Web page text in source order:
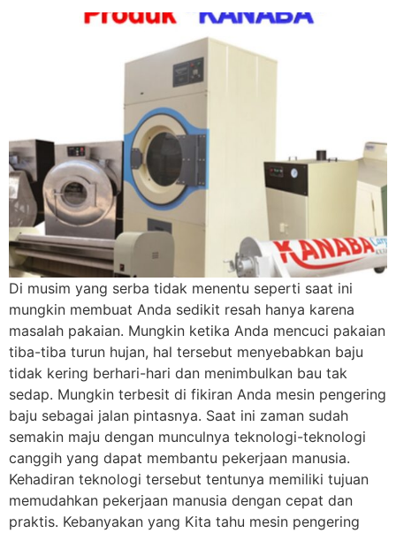
Di musim yang serba tidak menentu seperti saat ini
mungkin membuat Anda sedikit resah hanya karena
masalah pakaian. Mungkin ketika Anda mencuci pakaian
tiba-tiba turun hujan, hal tersebut menyebabkan baju
tidak kering berhari-hari dan menimbulkan bau tak
sedap. Mungkin terbesit di fikiran Anda mesin pengering
baju sebagai jalan pintasnya. Saat ini zaman sudah
semakin maju dengan munculnya teknologi-teknologi
canggih yang dapat membantu pekerjaan manusia.
Kehadiran teknologi tersebut tentunya memiliki tujuan
memudahkan pekerjaan manusia dengan cepat dan
praktis. Kebanyakan yang Kita tahu mesin pengering